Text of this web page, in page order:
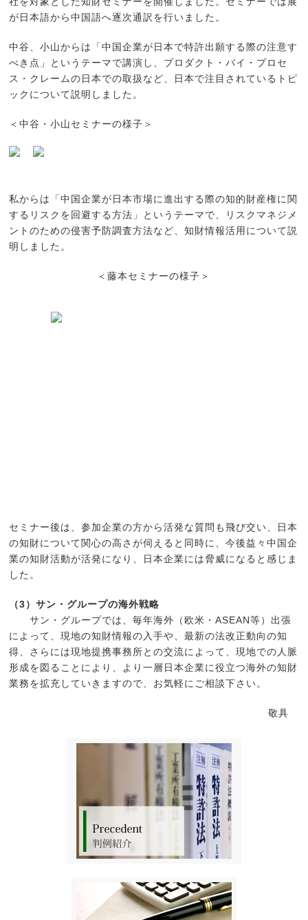
が日本語から中国語へ逐次通訳を行いました。
中谷、小山からは「中国企業が日本で特許出願する際の注意す
べき点」というテーマで講演し、プロダクト・バイ・プロセ
ス・クレームの日本での取扱など、日本で注目されているトピ
ックについて説明しました。
＜中谷・小山セミナーの様子＞
私からは「中国企業が日本市場に進出する際の知的財産権に関
するリスクを回避する方法」というテーマで、リスクマネジメ
ントのための侵害予防調査方法など、知財情報活用について説
明しました。
＜藤本セミナーの様子＞
セミナー後は、参加企業の方から活発な質問も飛び交い、日本
の知財について関心の高さが伺えると同時に、今後益々中国企
業の知財活動が活発になり、日本企業には脅威になると感じま
した。
（3）サン・グループの海外戦略
サン・グループでは、毎年海外（欧米・ASEAN等）出張
によって、現地の知財情報の入手や、最新の法改正動向の知
得、さらには現地提携事務所との交流によって、現地での人脈
形成を図ることにより、より一層日本企業に役立つ海外の知財
業務を拡充していきますので、お気軽にご相談下さい。
敬具